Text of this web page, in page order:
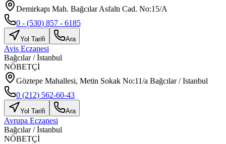
Demirkapı Mah. Bağcılar Asfaltı Cad. No:15/A
0 - (530) 857 - 6185
Yol Tarifi Ara
Avis Eczanesi
Bağcılar/İstanbul
NÖBETÇİ
Göztepe Mahallesi, Metin Sokak No:11/a Bağcılar / Istanbul
0 (212) 562-60-43
Yol Tarifi Ara
Avrupa Eczanesi
Bağcılar/İstanbul
NÖBETÇİ